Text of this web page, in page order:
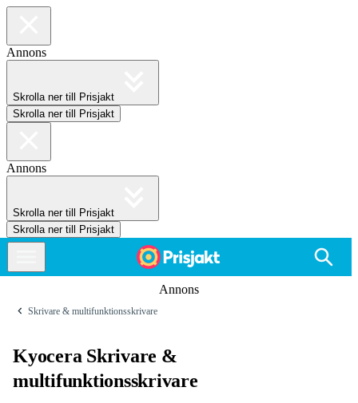
Annons
Skrolla ner till Prisjakt
Skrolla ner till Prisjakt
Annons
Skrolla ner till Prisjakt
Skrolla ner till Prisjakt
Annons
Skrivare & multifunktionsskrivare
Kyocera Skrivare &
multifunktionsskrivare